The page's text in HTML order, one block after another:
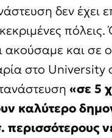
δεν έχει
ακούσαμε και σε
στο University
«σε 5
καλύτερο
περισσότερους